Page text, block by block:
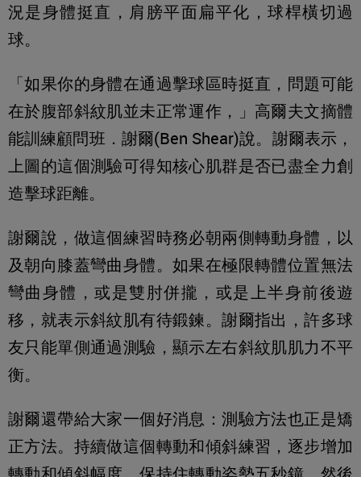
況是身體挺直，肩膀平面扁平化，球桿橫切過
球。
「如果你的身體在通過擊球區時挺直，問題可能
在於腹部斜紋肌並未正常運作，」高爾夫文摘體
能訓練顧問班．謝爾(Ben Shear)說。謝爾表示，
上圖的這個測驗可得知核心肌群是否已盡全力創
造擊球距離。
謝爾說，做這個練習時務必朝兩側轉動身體，以
及朝向膝蓋彎曲身體。如果在極限轉體位置無法
彎曲身體，或是雙肘併攏，或是上半身前後遊
移，就表示斜紋肌有待鍛鍊。謝爾指出，許多球
友只能單側通過測驗，顯示左右斜紋肌肌力不平
衡。
謝爾還帶給大家一個好消息：測驗方法也正是矯
正方法。持續做這個轉動和傾斜練習，逐步增加